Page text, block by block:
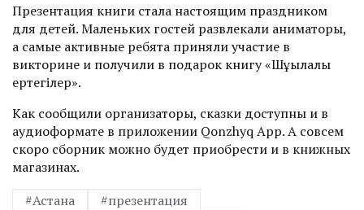
Презентация книги стала настоящим праздником
для детей. Маленьких гостей развлекали аниматоры,
а самые активные ребята приняли участие в
викторине и получили в подарок книгу «Шұғылалы
ертегілер».
Как сообщили организаторы, сказки доступны и в
аудиоформате в приложении Qonzhyq App. А совсем
скоро сборник можно будет приобрести и в книжных
магазинах.
#Астана
#презентация